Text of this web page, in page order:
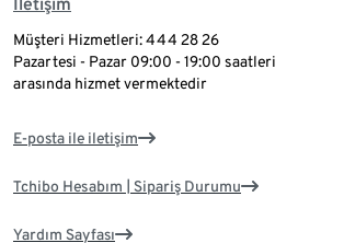
İletişim
Müşteri Hizmetleri: 444 28 26
Pazartesi - Pazar 09:00 - 19:00 saatleri
arasında hizmet vermektedir
E-posta ile iletişim
Tchibo Hesabım | Sipariş Durumu
Yardım Sayfası